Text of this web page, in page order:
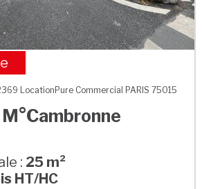
LocationPure Commercial PARIS 75015
M°Cambronne
: 25 m²
HT/HC